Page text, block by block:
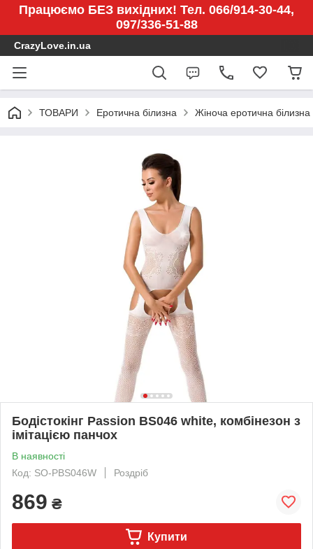
Працюємо БЕЗ вихідних! Тел. 066/914-30-44,
097/336-51-88
CrazyLove.in.ua
ТОВАРИ Еротична білизна Жіноча еротична білизна
Бодістокінг Passion BS046 white, комбінезон з
імітацією панчох
В наявності
Код: SO-PBS046W
Роздріб
869 ₴
Купити